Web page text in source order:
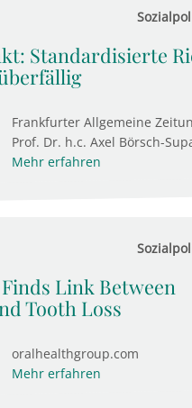
Standardisierte
Frankfurter Allgemeine
Prof. Dr. h.c. Axel Börsch-
Mehr erfahren
Link Between
Tooth Loss
oralhealthgroup.com
Mehr erfahren